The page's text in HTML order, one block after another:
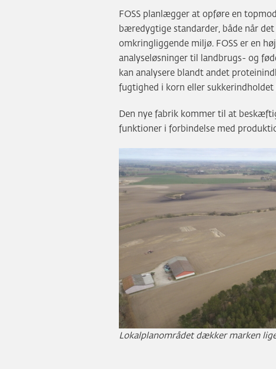
FOSS planlægger at opføre en
bæredygtige standarder, både når
omkringliggende miljø. FOSS er en
analyseløsninger til landbrugs- og
kan analysere blandt andet
fugtighed i korn eller sukkerindholdet
Den nye fabrik kommer til at
funktioner i forbindelse med
Lokalplanområdet dækker marken